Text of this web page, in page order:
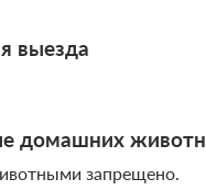
подходит как для
Для удобства номер
стол, телефон, Wi-fi,
Wi-Fi
выезда
домашних
запрещено.